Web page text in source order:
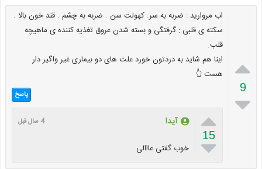

9

اب مروارید : ضربه به سر. کهولت سن . ضربه به چشم . قند خون بالا .
سکته ی قلبی : گرفتگی و بسته شدن عروق تغذیه کننده ی ماهیچه
قلب.
اینا هم شاید به دردتون خورد علت های دو بیماری غیر واگیر دار
هست 👆
پاسخ

15

آیدا 4 سال قبل
خوب گفتی عااالی